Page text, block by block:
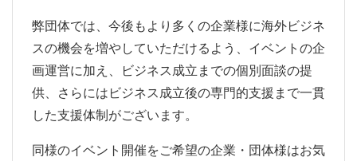
弊団体では、今後もより多くの企業様に海外ビジネ
スの機会を増やしていただけるよう、イベントの企
画運営に加え、ビジネス成立までの個別面談の提
供、さらにはビジネス成立後の専門的支援まで一貫
した支援体制がございます。
同様のイベント開催をご希望の企業・団体様はお気